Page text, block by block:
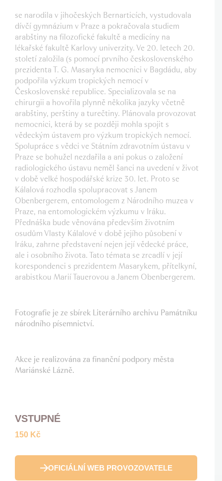
se narodila v jihočeských Bernarticích, vystudovala
dívčí gymnázium v Praze a pokračovala studiem
arabštiny na filozofické fakultě a medicíny na
lékařské fakultě Karlovy univerzity. Ve 20. letech 20.
století založila (s pomocí prvního československého
prezidenta T. G. Masaryka nemocnici v Bagdádu, aby
podpořila výzkum tropických nemocí v
Československé republice. Specializovala se na
chirurgii a hovořila plynně několika jazyky včetně
arabštiny, perštiny a turečtiny. Plánovala provozovat
nemocnici, která by se později mohla spojit s
vědeckým ústavem pro výzkum tropických nemocí.
Spolupráce s vědci ve Státním zdravotním ústavu v
Praze se bohužel nezdařila a ani pokus o založení
radiologického ústavu neměl šanci na uvedení v život
v době velké hospodářské krize 30. let. Proto se
Kálalová rozhodla spolupracovat s Janem
Obenbergerem, entomologem z Národního muzea v
Praze, na entomologickém výzkumu v Iráku.
Přednáška bude věnována především životním
osudům Vlasty Kálalové v době jejího působení v
Iráku, zahrne představení nejen její vědecké práce,
ale i osobního života. Tato témata se zrcadlí v její
korespondenci s prezidentem Masarykem, přítelkyní,
arabistkou Marií Tauerovou a Janem Obenbergerem.
Fotografie je ze sbírek Literárního archivu Památníku
národního písemnictví.
Akce je realizována za finanční podpory města
Mariánské Lázně.
VSTUPNÉ
150 Kč
OFICIÁLNÍ WEB PROVOZOVATELE